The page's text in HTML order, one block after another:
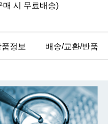
매 시 무료배송)
정보 배송/교환/반품